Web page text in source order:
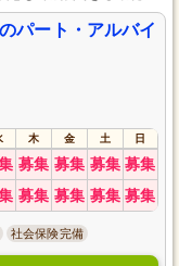
さまのサポートをお願い
送迎もあるため、通勤も
パート・アルバイ
木 金 土 日
募集 募集 募集 募集
募集 募集 募集 募集
社会保険完備